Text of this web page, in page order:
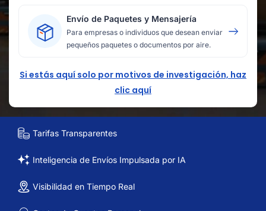
Envío de Paquetes y Mensajería
Para empresas o individuos que desean enviar
pequeños paquetes o documentos por aire.
Si estás aquí solo por motivos de investigación, haz
clic aquí
Tarifas Transparentes
Inteligencia de Envíos Impulsada por IA
Visibilidad en Tiempo Real